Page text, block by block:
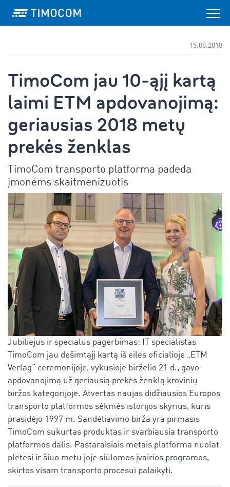
15.08.2018
TimoCom jau 10-ąjį kartą
laimi ETM apdovanojimą:
geriausias 2018 metų
prekės ženklas
TimoCom transporto platforma padeda
įmonėms skaitmenizuotis
Jubiliejus ir specialus pagerbimas: IT specialistas
TimoCom jau dešimtąjį kartą iš eilės oficialioje „ETM
Verlag“ ceremonijoje, vykusioje birželio 21 d., gavo
apdovanojimą už geriausią prekės ženklą krovinių
biržos kategorijoje. Atvertas naujas didžiausios Europos
transporto platformos sėkmės istorijos skyrius, kuris
prasidėjo 1997 m. Sandėliavimo birža yra pirmasis
TimoCom sukurtas produktas ir svarbiausia transporto
platformos dalis. Pastaraisiais metais platforma nuolat
plėtėsi ir šiuo metu joje siūlomos įvairios programos,
skirtos visam transporto procesui palaikyti.